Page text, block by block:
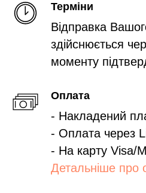
Терміни
Відправка
здійснюється
моменту
Оплата
- Накладений
- Оплата через
- На карту Visa/
Детальніше про